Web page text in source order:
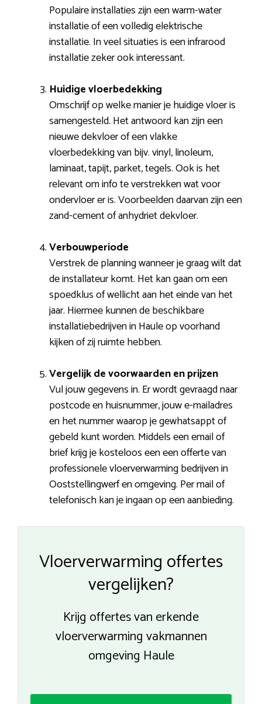
Populaire installaties zijn een warm-water
installatie of een volledig elektrische
installatie. In veel situaties is een infrarood
installatie zeker ook interessant.
Huidige vloerbedekking
Omschrijf op welke manier je huidige vloer is
samengesteld. Het antwoord kan zijn een
nieuwe dekvloer of een vlakke
vloerbedekking van bijv. vinyl, linoleum,
laminaat, tapijt, parket, tegels. Ook is het
relevant om info te verstrekken wat voor
ondervloer er is. Voorbeelden daarvan zijn een
zand-cement of anhydriet dekvloer.
Verbouwperiode
Verstrek de planning wanneer je graag wilt dat
de installateur komt. Het kan gaan om een
spoedklus of wellicht aan het einde van het
jaar. Hiermee kunnen de beschikbare
installatiebedrijven in Haule op voorhand
kijken of zij ruimte hebben.
Vergelijk de voorwaarden en prijzen
Vul jouw gegevens in. Er wordt gevraagd naar
postcode en huisnummer, jouw e-mailadres
en het nummer waarop je gewhatsappt of
gebeld kunt worden. Middels een email of
brief krijg je kosteloos een een offerte van
professionele vloerverwarming bedrijven in
Ooststellingwerf en omgeving. Per mail of
telefonisch kan je ingaan op een aanbieding.
Vloerverwarming offertes
vergelijken?
Krijg offertes van erkende
vloerverwarming vakmannen
omgeving Haule